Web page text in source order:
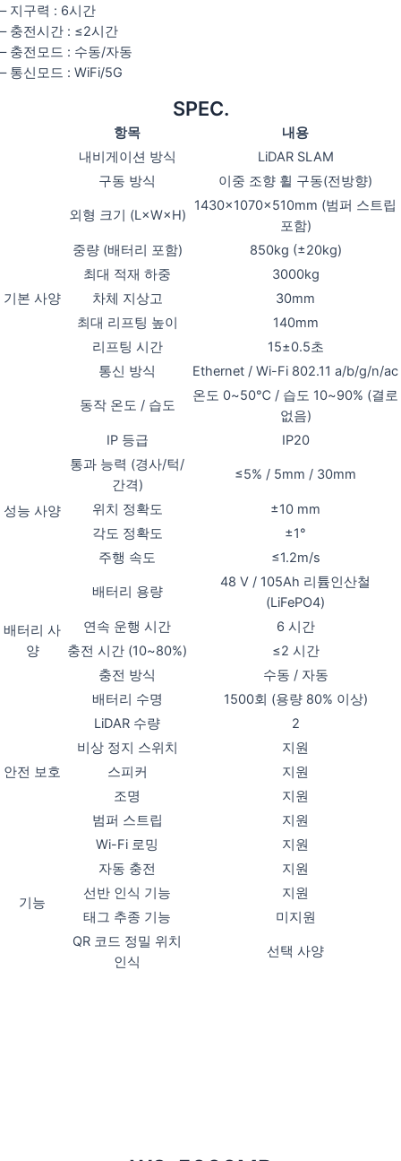
– 지구력 : 6시간
– 충전시간 : ≤2시간
– 충전모드 : 수동/자동
– 통신모드 : WiFi/5G
SPEC.
항목 내용
기본 사양
내비게이션 방식
LiDAR SLAM
구동 방식
이중 조향 휠 구동(전방향)
외형 크기 (L×W×H)
1430×1070×510mm (범퍼 스트립
포함)
중량 (배터리 포함)
850kg (±20kg)
최대 적재 하중
3000kg
차체 지상고
30mm
최대 리프팅 높이
140mm
리프팅 시간
15±0.5초
통신 방식
Ethernet / Wi-Fi 802.11 a/b/g/n/ac
동작 온도 / 습도
온도 0~50℃ / 습도 10~90% (결로
없음)
IP 등급
IP20
성능 사양
통과 능력 (경사/턱/
간격)
≤5% / 5mm / 30mm
위치 정확도
±10 mm
각도 정확도
±1°
주행 속도
≤1.2m/s
배터리 사
양
배터리 용량
48 V / 105Ah 리튬인산철
(LiFePO4)
연속 운행 시간
6 시간
충전 시간 (10~80%)
≤2 시간
충전 방식
수동 / 자동
배터리 수명
1500회 (용량 80% 이상)
안전 보호
LiDAR 수량
2
비상 정지 스위치
지원
스피커
지원
조명
지원
범퍼 스트립
지원
기능
Wi-Fi 로밍
지원
자동 충전
지원
선반 인식 기능
지원
태그 추종 기능
미지원
QR 코드 정밀 위치
인식
선택 사양